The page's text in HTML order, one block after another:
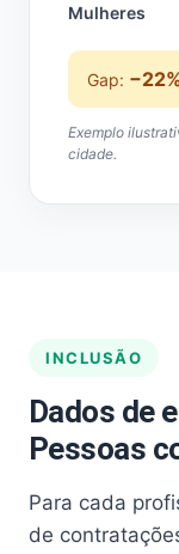
Mulheres
Gap:
Exemplo
cidade.
INCLUSÃO
Dados de
Pessoas
Para cada
de